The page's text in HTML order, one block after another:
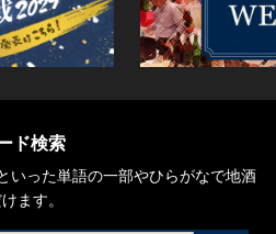
ド検索
いった単語の一部やひらがなで地酒
ます。